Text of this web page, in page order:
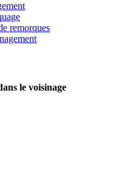
remorques
le voisinage